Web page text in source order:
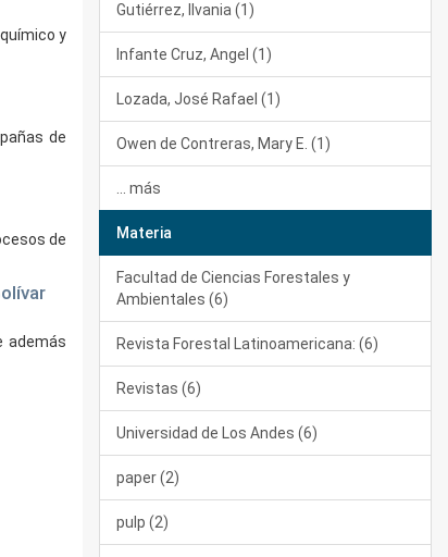
y
de
de
además
Gutiérrez, Ilvania (1)
Infante Cruz, Angel (1)
Lozada, José Rafael (1)
Owen de Contreras, Mary E. (1)
... más
Materia
Facultad de Ciencias Forestales y
Ambientales (6)
Revista Forestal Latinoamericana: (6)
Revistas (6)
Universidad de Los Andes (6)
paper (2)
pulp (2)